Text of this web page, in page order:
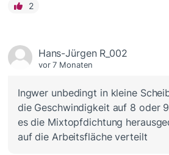
2
Hans-Jürgen R_002
vor 7 Monaten
Ingwer unbedingt in kleine
die Geschwindigkeit auf 8 oder
es die Mixtopfdichtung
auf die Arbeitsfläche verteilt